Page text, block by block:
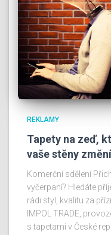
REKLAMY
Tapety na zeď,
vaše stěny
Komerční sdělení
vyčerpaní? Hledáte
rádi styl, kvalitu za
IMPOL TRADE,
s tapetami v České